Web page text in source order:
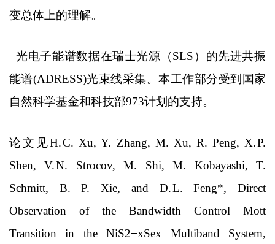
变总体上的理解。
光电子能谱数据在瑞士光源（SLS ）的先进共振
能谱(ADRESS)光束线采集。本工作部分受到国家
自然科学基金和科技部973计划的支持。
论文见H.C. Xu, Y. Zhang, M. Xu, R. Peng, X.P.
Shen, V.N. Strocov, M. Shi, M. Kobayashi, T.
Schmitt, B. P. Xie, and D.L. Feng*, Direct
Observation of the Bandwidth Control Mott
Transition in the NiS2−xSex Multiband System,